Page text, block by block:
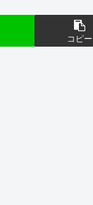
コピー